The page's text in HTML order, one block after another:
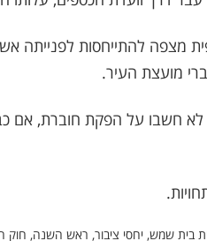
מצפה להתייחסות לפנייתה
מועצת העיר.
לא חשבו על הפקת חוברת, אם
בית שמש, יחסי ציבור, ראש השנה, חוק